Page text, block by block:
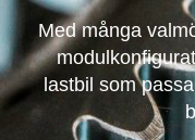
Med många
lastbil som